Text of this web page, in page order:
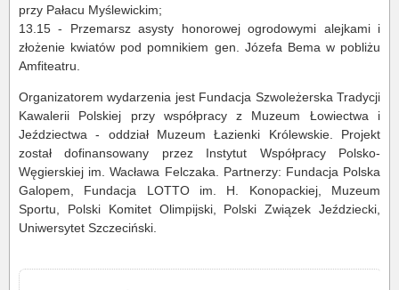
przy Pałacu Myślewickim;
13.15 - Przemarsz asysty honorowej ogrodowymi alejkami i
złożenie kwiatów pod pomnikiem gen. Józefa Bema w pobliżu
Amfiteatru.
Organizatorem wydarzenia jest Fundacja Szwoleżerska Tradycji
Kawalerii Polskiej przy współpracy z Muzeum Łowiectwa i
Jeździectwa - oddział Muzeum Łazienki Królewskie. Projekt
został dofinansowany przez Instytut Współpracy Polsko-
Węgierskiej im. Wacława Felczaka. Partnerzy: Fundacja Polska
Galopem, Fundacja LOTTO im. H. Konopackiej, Muzeum
Sportu, Polski Komitet Olimpijski, Polski Związek Jeździecki,
Uniwersytet Szczeciński.